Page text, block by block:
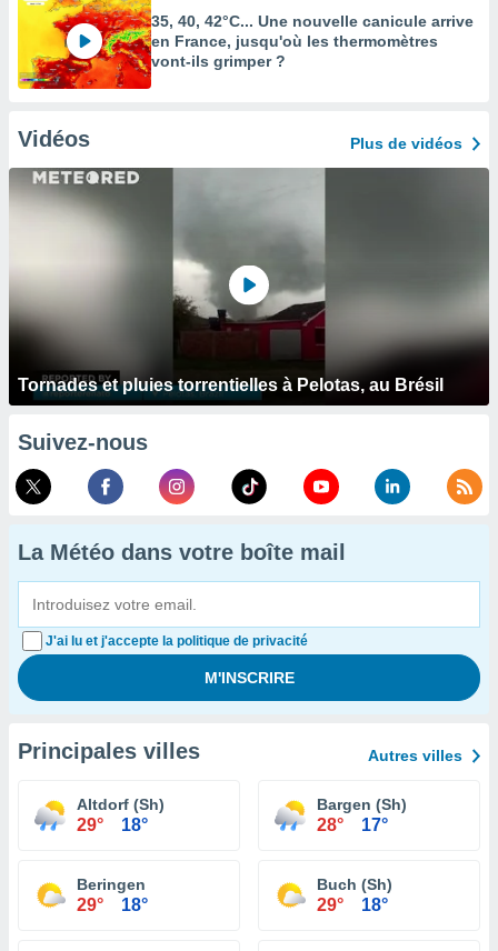
35, 40, 42°C... Une nouvelle canicule arrive
en France, jusqu'où les thermomètres
vont-ils grimper ?
Vidéos Plus de vidéos
Tornades et pluies torrentielles à Pelotas, au Brésil
Suivez-nous
La Météo dans votre boîte mail
J'ai lu et j'accepte la politique de privacité
Principales villes Autres villes
Altdorf (Sh)
29° 18°
Bargen (Sh)
28° 17°
Beringen
29° 18°
Buch (Sh)
29° 18°